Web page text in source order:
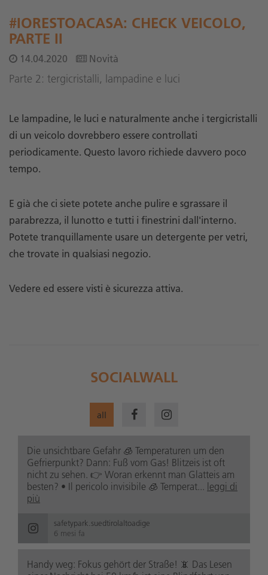
#IORESTOACASA: CHECK VEICOLO,
PARTE II
14.04.2020 Novità
Parte 2: tergicristalli, lampadine e luci
Le lampadine, le luci e naturalmente anche i tergicristalli
di un veicolo dovrebbero essere controllati
periodicamente. Questo lavoro richiede davvero poco
tempo.
E già che ci siete potete anche pulire e sgrassare il
parabrezza, il lunotto e tutti i finestrini dall'interno.
Potete tranquillamente usare un detergente per vetri,
che trovate in qualsiasi negozio.
Vedere ed essere visti è sicurezza attiva.
SOCIALWALL
all
Die unsichtbare Gefahr 🧊 Temperaturen um den
Gefrierpunkt? Dann: Fuß vom Gas! Blitzeis ist oft
nicht zu sehen. 👉 Woran erkennt man Glatteis am
besten? • Il pericolo invisibile 🧊 Temperat... leggi di
più
safetypark.suedtirolaltoadige
6 mesi fa
Handy weg: Fokus gehört der Straße! 📵 Das Lesen